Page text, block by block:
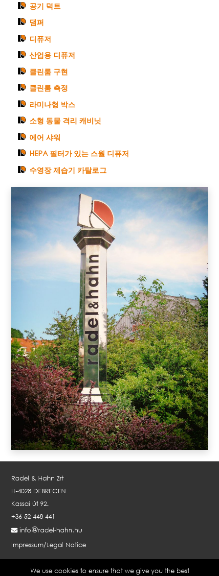
공기 덕트
댐퍼
디퓨저
산업용 디퓨저
클린룸 구현
클린룸 측정
라미나형 박스
소형 동물 격리 캐비닛
에어 샤워
HEPA 필터가 있는 스월 디퓨저
수영장 제습기 카탈로그
Radel & Hahn Zrt
H-4028 DEBRECEN
Kassai út 92.
+36 52 448-441
info
radel-hahn.hu
Impressum/Legal Notice
RADEL & HAHN GMBH AUSTRIA
We use cookies to ensure that we give you the best